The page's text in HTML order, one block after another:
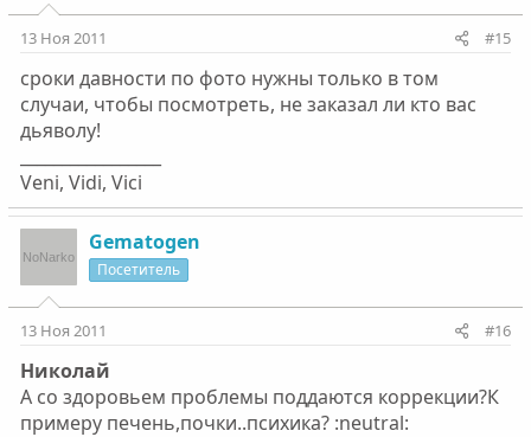
13 Ноя 2011 #15
сроки давности по фото нужны только в том
случаи, чтобы посмотреть, не заказал ли кто вас
дьяволу!
Veni, Vidi, Vici
Gematogen
Посетитель
13 Ноя 2011 #16
Николай
А со здоровьем проблемы поддаются коррекции?К
примеру печень,почки..психика? :neutral: